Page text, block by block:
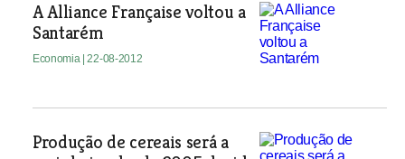
A Alliance Française voltou a
Santarém
Economia | 22-08-2012
Produção de cereais será a